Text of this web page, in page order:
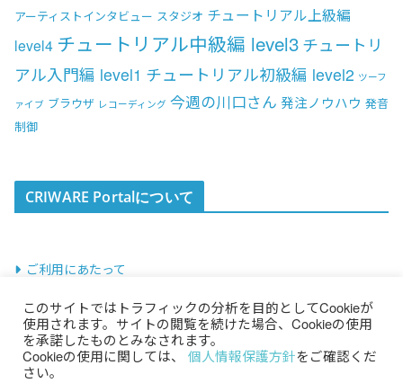
アーティストインタビュー スタジオ チュートリアル上級編
level4 チュートリアル中級編 level3 チュートリ
アル入門編 level1 チュートリアル初級編 level2 ツーフ
ァイブ ブラウザ レコーディング 今週の川口さん 発注ノウハウ 発音
制御
CRIWARE Portalについて
ご利用にあたって
このサイトではトラフィックの分析を目的としてCookieが
使用されます。サイトの閲覧を続けた場合、Cookieの使用
を承諾したものとみなされます。
Cookieの使用に関しては、 個人情報保護方針をご確認くだ
さい。